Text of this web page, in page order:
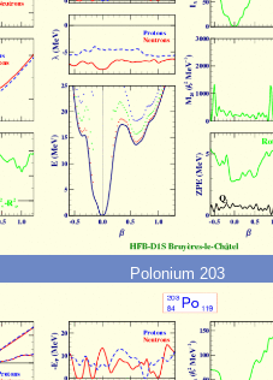
Polonium 203